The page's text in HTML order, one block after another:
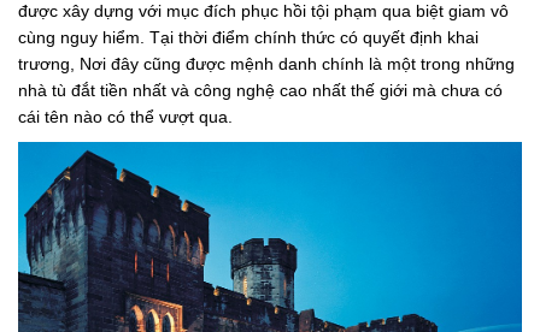
được xây dựng với mục đích phục hồi tội phạm qua biệt giam vô
cùng nguy hiểm. Tại thời điểm chính thức có quyết định khai
trương, Nơi đây cũng được mệnh danh chính là một trong những
nhà tù đắt tiền nhất và công nghệ cao nhất thế giới mà chưa có
cái tên nào có thể vượt qua.